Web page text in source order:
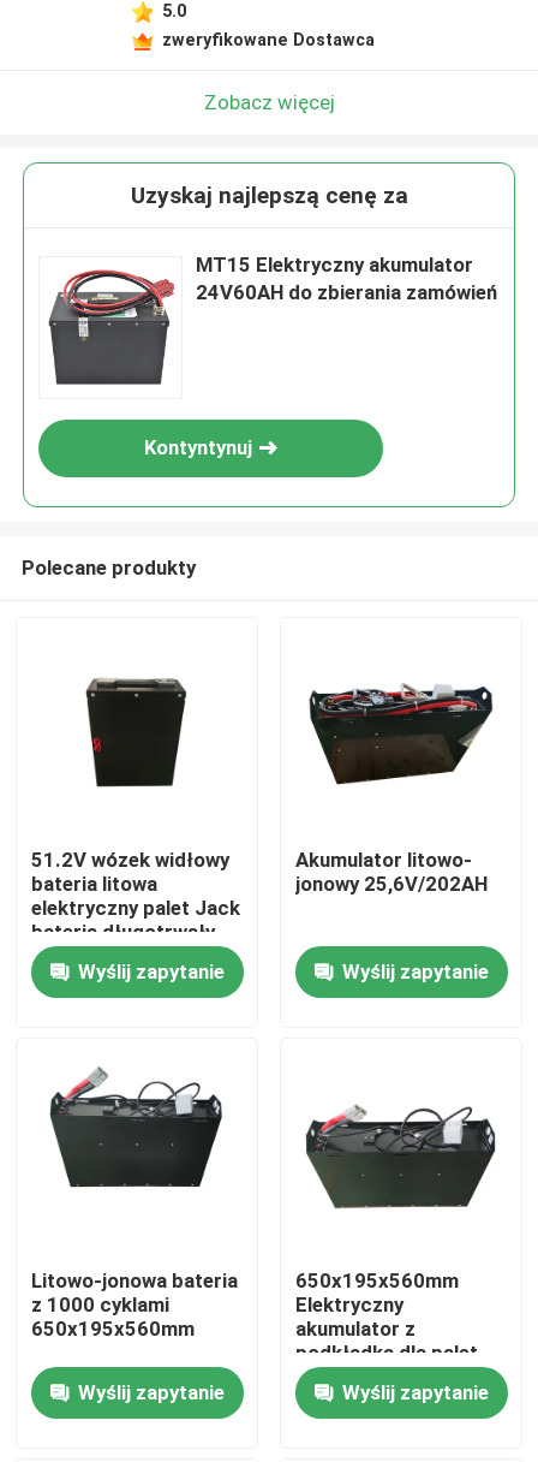
O nas
Wycieczka po fabryce
Kontrola jakości
Poprosić o wycenę
Elektryczny wózek widłowy Akumulator litowo-jonowy
48-woltowa bateria litowo-jonowa do wózka
5.0
zweryfikowane Dostawca
Zobacz więcej
Uzyskaj najlepszą cenę za
MT15 Elektryczny akumulator
24V60AH do zbierania zamówień
Kontyntynuj
Polecane produkty
51.2V wózek widłowy
bateria litowa
elektryczny palet Jack
bateria długotrwały
zasilacz
Wyślij zapytanie
Akumulator litowo-
jonowy 25,6V/202AH
Wyślij zapytanie
Litowo-jonowa bateria
z 1000 cyklami
650x195x560mm
Wyślij zapytanie
650x195x560mm
Elektryczny
akumulator z
podkładką dla palet
dla logistyki
magazynowej
Wyślij zapytanie